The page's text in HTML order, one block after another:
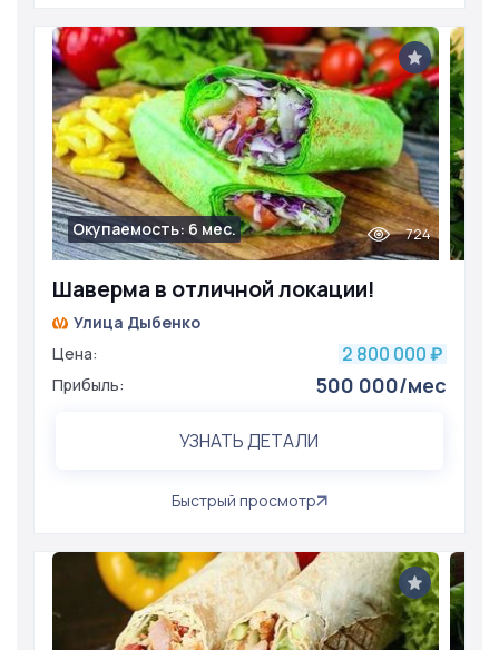
Шаверма в отличной локации!
Окупаемость: 6 мес. 724
Улица Дыбенко
Цена:
2 800 000 ₽
Прибыль: 500 000/мес
УЗНАТЬ ДЕТАЛИ
Быстрый просмотр